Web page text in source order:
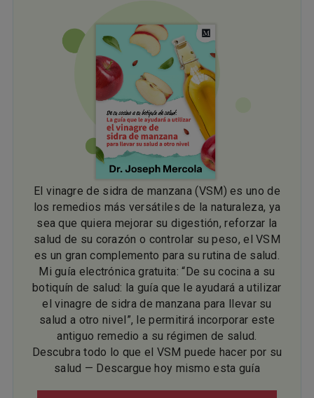
El vinagre de sidra de manzana (VSM) es uno de
los remedios más versátiles de la naturaleza, ya
sea que quiera mejorar su digestión, reforzar la
salud de su corazón o controlar su peso, el VSM
es un gran complemento para su rutina de salud.
Mi guía electrónica gratuita: “De su cocina a su
botiquín de salud: la guía que le ayudará a utilizar
el vinagre de sidra de manzana para llevar su
salud a otro nivel”, le permitirá incorporar este
antiguo remedio a su régimen de salud.
Descubra todo lo que el VSM puede hacer por su
salud — Descargue hoy mismo esta guía